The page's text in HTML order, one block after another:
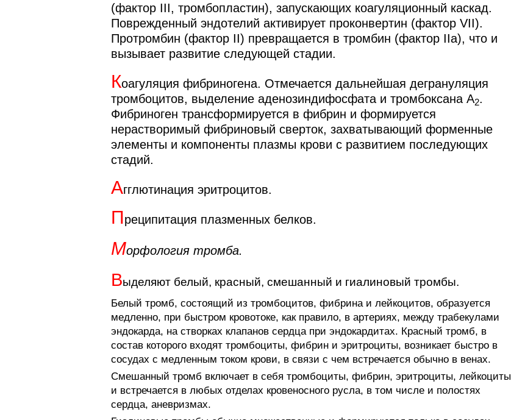
(фактор III, тромбопластин), запускаю­щих коагуляционный каскад.
Поврежденный эндотелий активи­рует проконвертин (фактор VII).
Протромбин (фактор II) превра­щается в тромбин (фактор IIa), что и
вызывает развитие следующей стадии.
Коагуляция фибриногена. Отмечается дальнейшая дегрануляция
тромбоцитов, выделение аденозиндифосфата и тром­боксана А2.
Фибриноген трансформируется в фибрин и формируется
нерастворимый фибриновый сверток, захватывающий форменные
элементы и компоненты плазмы крови с развитием последующих
стадий.
Агглютинация эритроцитов.
Преципитация плазменных белков.
Морфология тромба.
Выделяют белый, красный, смешанный и гиали­новый тромбы.
Белый тромб, состоящий из тромбоцитов, фибри­на и лейкоцитов, образуется
медленно, при быстром кровотоке, как правило, в артериях, между трабекулами
эндокарда, на створках кла­панов сердца при эндокардитах. Красный тромб, в
состав кото­рого входят тромбоциты, фибрин и эритроциты, возникает быстро в
сосудах с медленным током крови, в связи с чем встречается обычно в венах.
Смешанный тромб включает в себя тромбоциты, фиб­рин, эритроциты, лейкоциты
и встречается в любых отделах крове­носного русла, в том числе и полостях
сердца, аневризмах.